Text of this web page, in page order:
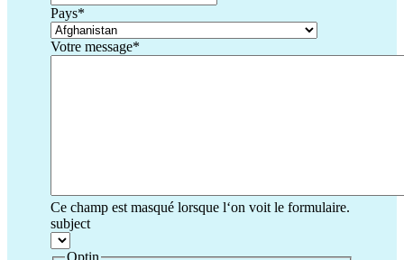
Pays*
Votre message*
Ce champ est masqué lorsque l‘on voit le formulaire.
subject
Optin